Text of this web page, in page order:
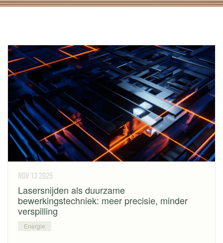
nov 13 2025
Lasersnijden als duurzame
bewerkingstechniek: meer precisie, minder
verspilling
Energie